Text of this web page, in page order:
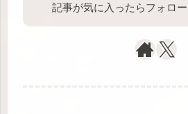
記事が気に入ったらフォロ